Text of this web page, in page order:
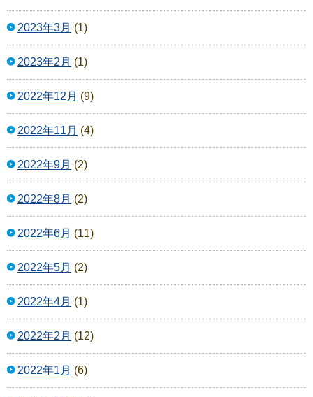
2023年3月 (1)
2023年2月 (1)
2022年12月 (9)
2022年11月 (4)
2022年9月 (2)
2022年8月 (2)
2022年6月 (11)
2022年5月 (2)
2022年4月 (1)
2022年2月 (12)
2022年1月 (6)